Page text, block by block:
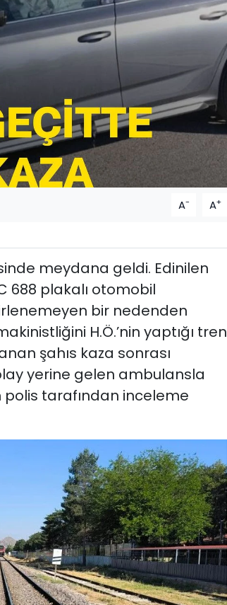
A- A+
meydana geldi. Edinilen
688 plakalı otomobil
bir nedenden
H.Ö.’nin yaptığı tren
şahıs kaza sonrası
yerine gelen ambulansla
polis tarafından inceleme